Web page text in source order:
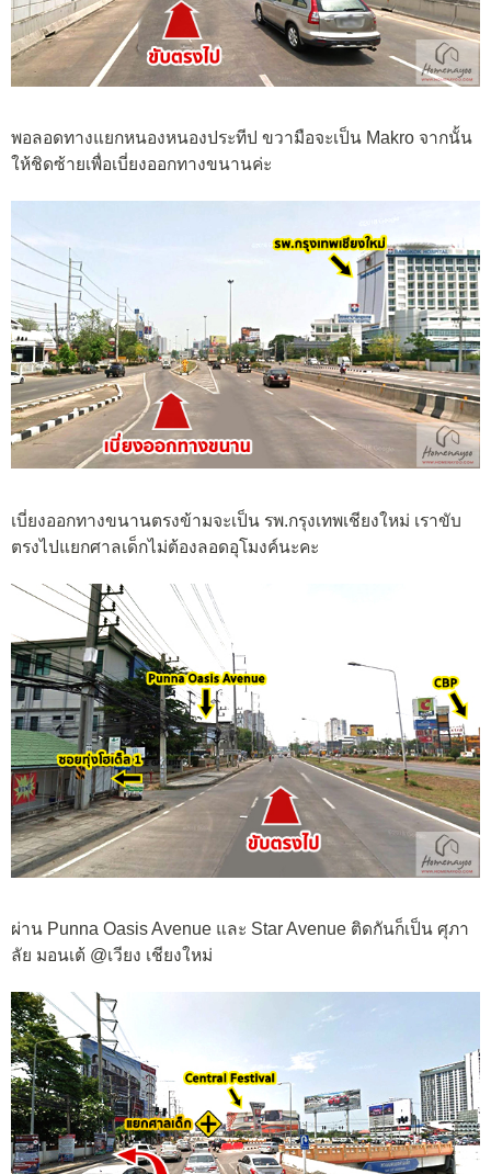
พอลอดทางแยกหนองหนองประทีป ขวามือจะเป็น Makro จากนั้น
ให้ชิดซ้ายเพื่อเบี่ยงออกทางขนานค่ะ
เบี่ยงออกทางขนานตรงข้ามจะเป็น รพ.กรุงเทพเชียงใหม่ เราขับ
ตรงไปแยกศาลเด็กไม่ต้องลอดอุโมงค์นะคะ
ผ่าน Punna Oasis Avenue และ Star Avenue ติดกันก็เป็น ศุภา
ลัย มอนเต้ @เวียง เชียงใหม่